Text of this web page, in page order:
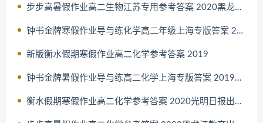
步步高暑假作业高二生物江苏专用参考答案 2020黑龙江教育出版社
钟书金牌寒假作业导与练化学高二年级上海专版答案 2019
新版衡水假期寒假作业高二化学参考答案 2019
钟书金牌暑假作业导与练高二化学上海专版答案 20192019上海大学
衡水假期寒假作业高二化学参考答案 2020光明日报出版社